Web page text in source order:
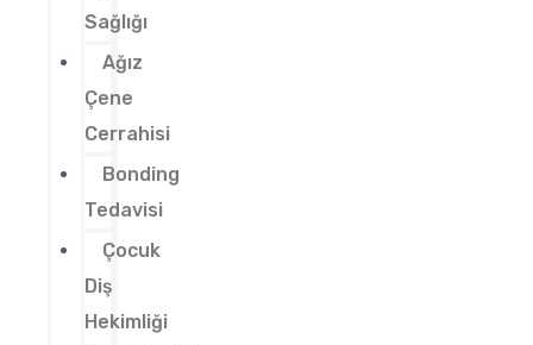
Sağlığı
Ağız
Çene
Cerrahisi
Bonding
Tedavisi
Çocuk
Diş
Hekimliği